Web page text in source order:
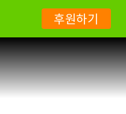
후원하기